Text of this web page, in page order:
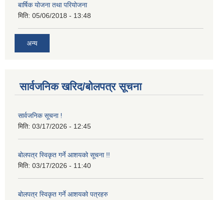
बार्षिक योजना तथा परियोजना
मिति: 05/06/2018 - 13:48
अन्य
सार्वजनिक खरिद/बोलपत्र सूचना
सार्वजनिक सूचना !
मिति: 03/17/2026 - 12:45
बोलपत्र स्विकृत गर्ने आशयको सूचना !!
मिति: 03/17/2026 - 11:40
बोलपत्र स्विकृत गर्ने आशयको पत्रहरु